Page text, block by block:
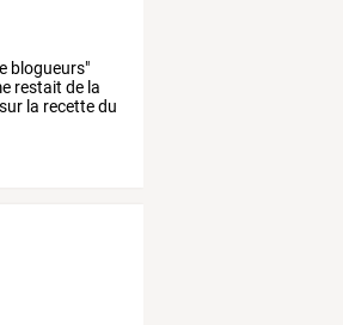
blogueurs"
restait de la
sur la recettedu